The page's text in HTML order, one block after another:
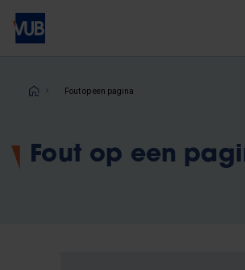
Overslaan
naar
inhoudKruimelpad
Fout op een pagina
Fout op een